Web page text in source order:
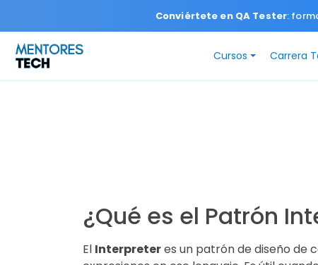
Conviértete en QA Tester:
Cursos Carrera
¿Qué es el Patrón
El Interpreteres un patrón de diseño de